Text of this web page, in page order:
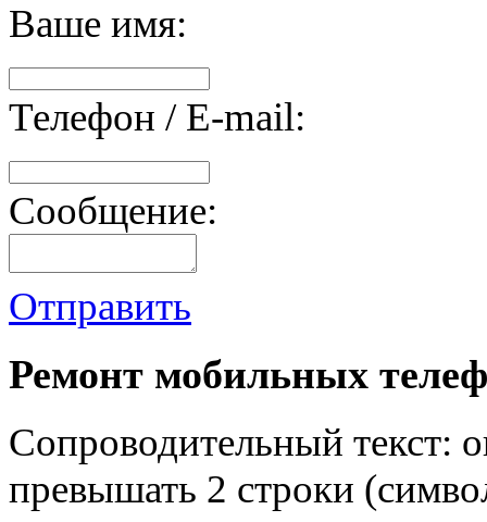
Ваше имя:
Телефон / E-mail:
Сообщение:
Отправить
Ремонт мобильных
Сопроводительный текст:
превышать 2 строки